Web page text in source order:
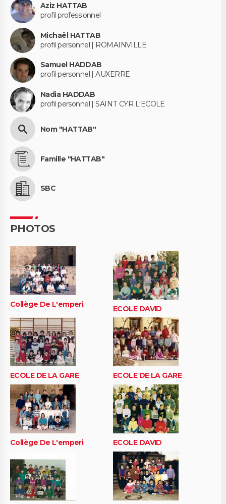
Aziz HATTAB
profil professionnel
Michaël HATTAB
profil personnel | ROMAINVILLE
Samuel HADDAB
profil personnel | AUXERRE
Nadia HADDAB
profil personnel | SAINT CYR L'ECOLE
Nom "HATTAB"
Famille "HATTAB"
SBC
PHOTOS
Collège De L'emperi ECOLE DAVID
ECOLE DE LA GARE ECOLE DE LA GARE
Collège De L'emperi ECOLE DAVID